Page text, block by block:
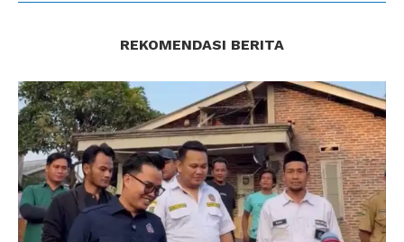
REKOMENDASI BERITA